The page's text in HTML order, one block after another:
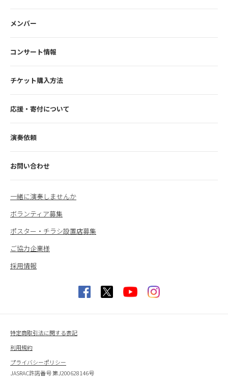
メンバー
コンサート情報
チケット購入方法
応援・寄付について
演奏依頼
お問い合わせ
一緒に演奏しませんか
ボランティア募集
ポスター・チラシ設置店募集
ご協力企業様
採用情報
特定商取引法に関する表記
利用規約
プライバシーポリシー
JASRAC許諾番号 第J200628146号